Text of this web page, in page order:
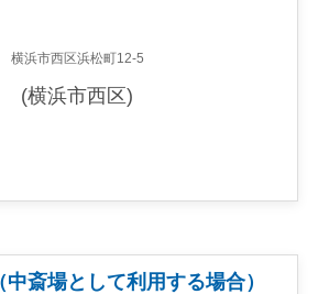
横浜市西区浜松町12-5
(横浜市西区)
中斎場として利用する場合）